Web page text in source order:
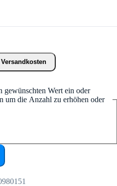
Wert ein oder
um die Anzahl zu erhöhen oder